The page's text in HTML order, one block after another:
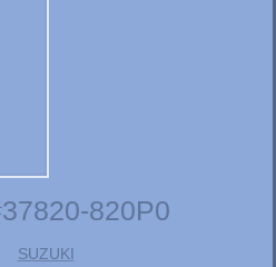
37820-820P0
SUZUKI